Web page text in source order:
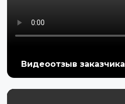
Видеоотзыв заказчика